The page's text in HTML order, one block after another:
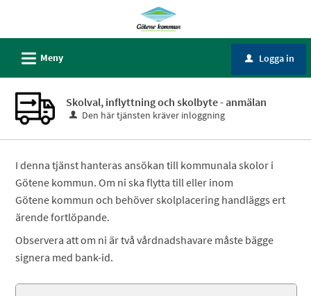
Självservice
kommun
L Meny u Logga in
Skolval, inflyttning och skolbyte - anmälan
Den här tjänsten kräver inloggning
I denna tjänst hanteras ansökan till kommunala skolor i
Götene kommun. Om ni ska flytta till eller inom
Götene kommun och behöver skolplacering handläggs ert
ärende fortlöpande.
Observera att om ni är två vårdnadshavare måste bägge
signera med bank-id.